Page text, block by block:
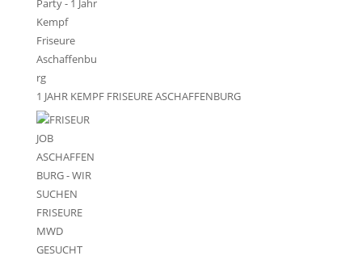
1 JAHR KEMPF FRISEURE ASCHAFFENBURG